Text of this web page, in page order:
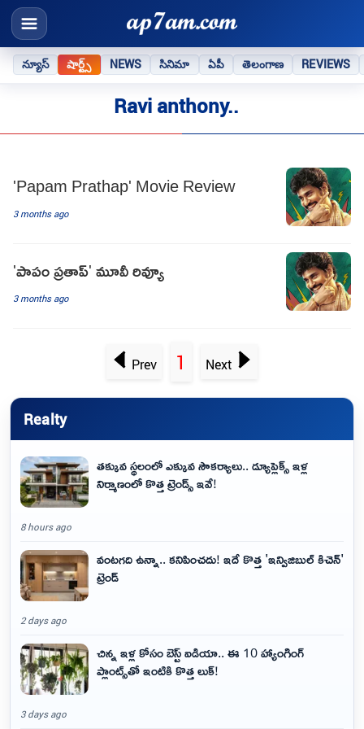
న్యూస్ షార్ట్స్ NEWS సినిమా ఏపీ తెలంగాణ REVIEWS
Ravi anthony..
'Papam Prathap' Movie Review
3 months ago
'పాపం ప్రతాప్‌' మూవీ రివ్యూ
3 months ago
Prev 1 Next
Realty
తక్కువ స్థలంలో ఎక్కువ సౌకర్యాలు.. డ్యూప్లెక్స్ ఇళ్ల
నిర్మాణంలో కొత్త ట్రెండ్స్ ఇవే!
8 hours ago
వంటగది ఉన్నా.. కనిపించదు! ఇదే కొత్త 'ఇన్విజిబుల్ కిచెన్'
ట్రెండ్
2 days ago
చిన్న ఇళ్ల కోసం బెస్ట్ ఐడియా.. ఈ 10 హ్యాంగింగ్
ప్లాంట్స్‌తో ఇంటికి కొత్త లుక్!
3 days ago